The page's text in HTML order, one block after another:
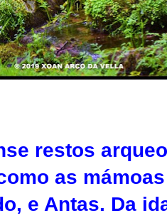
restos
as
e Antas. Da